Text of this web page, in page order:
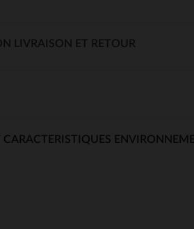
LIVRAISON ET RETOUR
CARACTERISTIQUES